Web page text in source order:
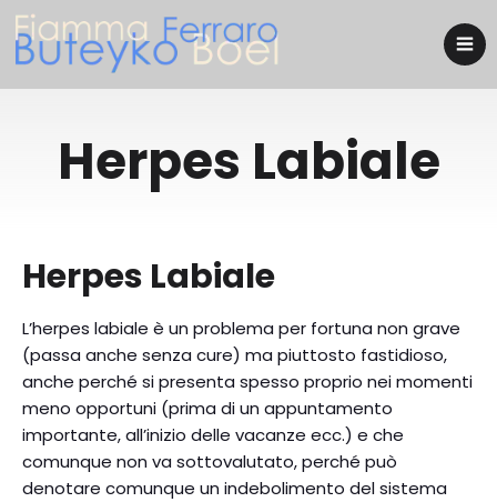
Herpes Labiale
Herpes Labiale
L’herpes labiale è un problema per fortuna non grave
(passa anche senza cure) ma piuttosto fastidioso,
anche perché si presenta spesso proprio nei momenti
meno opportuni (prima di un appuntamento
importante, all’inizio delle vacanze ecc.) e che
comunque non va sottovalutato, perché può
denotare comunque un indebolimento del sistema